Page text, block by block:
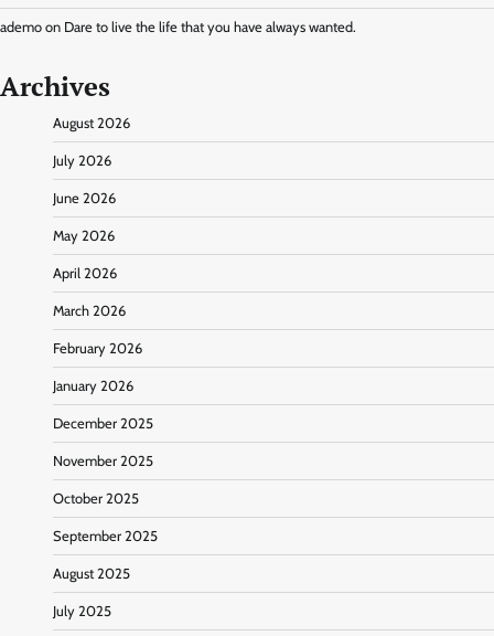
ademo on Dare to live the life that you have always wanted.
Archives
August 2026
July 2026
June 2026
May 2026
April 2026
March 2026
February 2026
January 2026
December 2025
November 2025
October 2025
September 2025
August 2025
July 2025